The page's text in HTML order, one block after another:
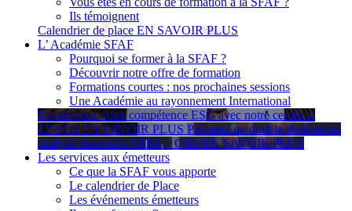
Ils témoignent
Calendrier de place EN SAVOIR PLUS
L’ Académie SFAF
Pourquoi se former à la SFAF ?
Découvrir notre offre de formation
Formations courtes : nos prochaines sessions
Une Académie au rayonnement International
Développez votre compétence ESG avec notre certificat
CESGA EN SAVOIR PLUS Préparez un double diplôme en
analyse financière CEFA + CIIA EN SAVOIR PLUS
Les services aux émetteurs
Ce que la SFAF vous apporte
Le calendrier de Place
Les événements émetteurs